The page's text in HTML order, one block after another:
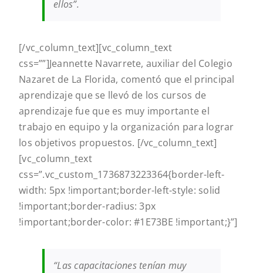
ellos”.
[/vc_column_text][vc_column_text
css=””]Jeannette Navarrete, auxiliar del Colegio
Nazaret de La Florida, comentó que el principal
aprendizaje que se llevó de los cursos de
aprendizaje fue que es muy importante el
trabajo en equipo y la organización para lograr
los objetivos propuestos. [/vc_column_text]
[vc_column_text
css=”.vc_custom_1736873223364{border-left-
width: 5px !important;border-left-style: solid
!important;border-radius: 3px
!important;border-color: #1E73BE !important;}”]
“Las capacitaciones tenían muy